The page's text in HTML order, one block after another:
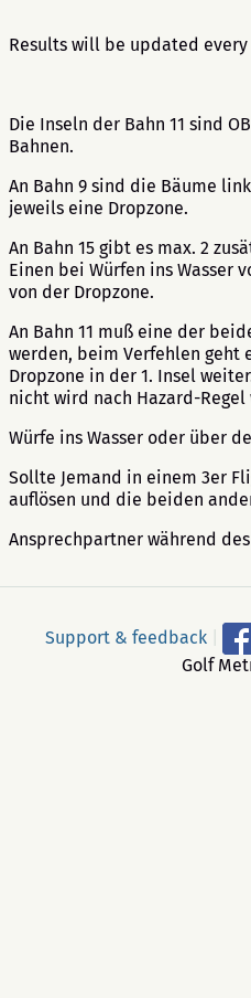
Results will be updated every
Die Inseln der Bahn 11 sind
Bahnen.
An Bahn 9 sind die Bäume
jeweils eine Dropzone.
An Bahn 15 gibt es max. 2
Einen bei Würfen ins Wasser
von der Dropzone.
An Bahn 11 muß eine der
werden, beim Verfehlen geht
Dropzone in der 1. Insel
nicht wird nach Hazard-
Würfe ins Wasser oder über
Sollte Jemand in einem 3er
auflösen und die beiden
Ansprechpartner während
Support & feedback
Golf